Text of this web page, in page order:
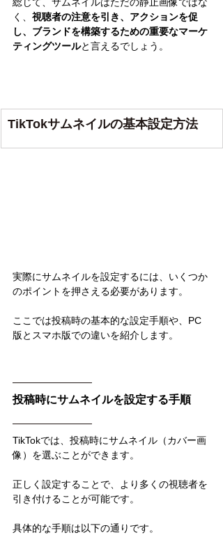
く、 視聴者の注意を引き、アクションを促
し、ブランドを構築するための重要なマーケ
ティングツールと言えるでしょう。
TikTokサムネイルの基本設定方法
実際にサムネイルを設定するには、いくつか
のポイントを押さえる必要があります。
ここでは投稿時の基本的な設定手順や、PC
版とスマホ版での違いを紹介します。
投稿時にサムネイルを設定する手順
TikTokでは、投稿時にサムネイル（カバー画
像）を選ぶことができます。
正しく設定することで、より多くの視聴者を
引き付けることが可能です。
具体的な手順は以下の通りです。